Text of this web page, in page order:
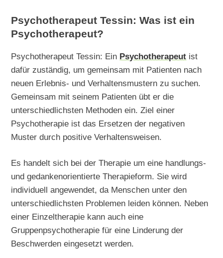
Psychotherapeut Tessin: Was ist ein
Psychotherapeut?
Psychotherapeut Tessin: Ein Psychotherapeut ist
dafür zuständig, um gemeinsam mit Patienten nach
neuen Erlebnis- und Verhaltensmustern zu suchen.
Gemeinsam mit seinem Patienten übt er die
unterschiedlichsten Methoden ein. Ziel einer
Psychotherapie ist das Ersetzen der negativen
Muster durch positive Verhaltensweisen.
Es handelt sich bei der Therapie um eine handlungs-
und gedankenorientierte Therapieform. Sie wird
individuell angewendet, da Menschen unter den
unterschiedlichsten Problemen leiden können. Neben
einer Einzeltherapie kann auch eine
Gruppenpsychotherapie für eine Linderung der
Beschwerden eingesetzt werden.